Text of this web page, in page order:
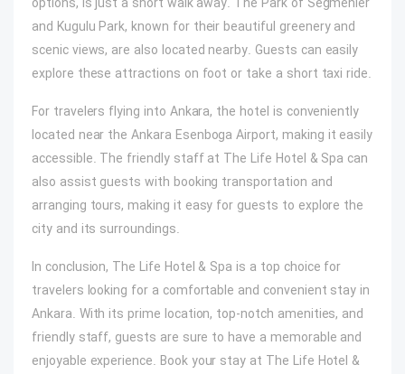
options, is just a short walk away. The Park of Segmenler
and Kugulu Park, known for their beautiful greenery and
scenic views, are also located nearby. Guests can easily
explore these attractions on foot or take a short taxi ride.
For travelers flying into Ankara, the hotel is conveniently
located near the Ankara Esenboga Airport, making it easily
accessible. The friendly staff at The Life Hotel & Spa can
also assist guests with booking transportation and
arranging tours, making it easy for guests to explore the
city and its surroundings.
In conclusion, The Life Hotel & Spa is a top choice for
travelers looking for a comfortable and convenient stay in
Ankara. With its prime location, top-notch amenities, and
friendly staff, guests are sure to have a memorable and
enjoyable experience. Book your stay at The Life Hotel &